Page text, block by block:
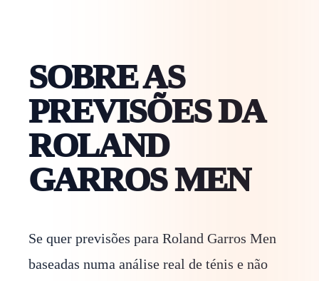
SOBRE AS
PREVISÕES DA
ROLAND
GARROS MEN
Se quer previsões para Roland Garros Men
baseadas numa análise real de ténis e não